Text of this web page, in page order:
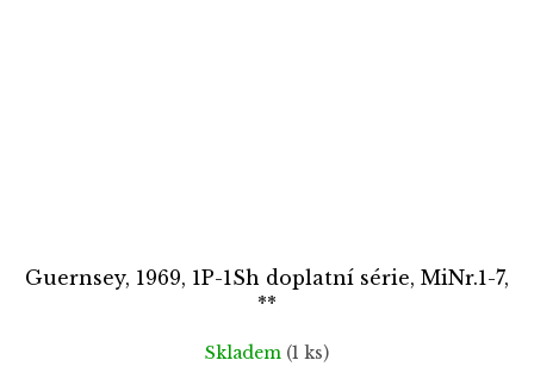
Guernsey, 1969, 1P-1Sh doplatní série, MiNr.1-7,
**
Skladem (1 ks)